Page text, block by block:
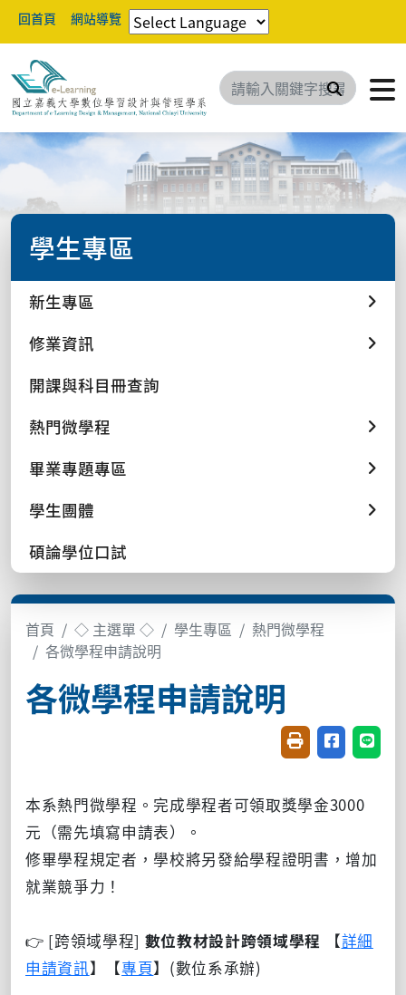
回首頁 網站導覽
搜尋
學生專區
新生專區
修業資訊
開課與科目冊查詢
熱門微學程
畢業專題專區
學生團體
碩論學位口試
首頁 ◇ 主選單 ◇ 學生專區
熱門微學程
各微學程申請說明
各微學程申請說明
友善列印(開新視
分享至臉書
分享
本系熱門微學程。完成學程者可領取獎學金3000
元（需先填寫申請表）。
修畢學程規定者，學校將另發給學程證明書，增加
就業競爭力！
👉 [跨領域學程] 數位教材設計跨領域學程 【詳細
申請資訊】【專頁】(數位系承辦)